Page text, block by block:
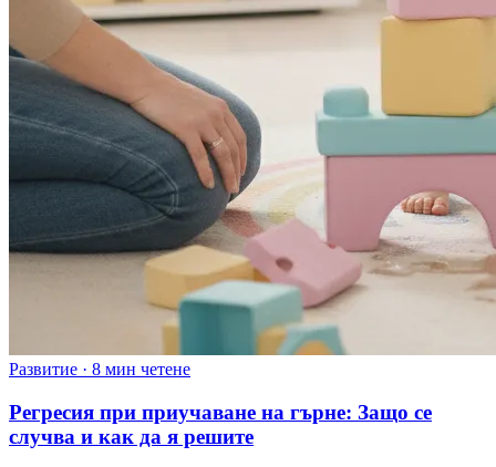
Развитие · 8 мин четене
Регресия при приучаване на гърне: Защо се
случва и как да я решите